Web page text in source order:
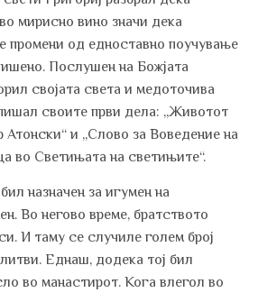
мирисно вино значи дека
промени од едноставно поучување
Послушен на Божјата
својата света и медоточива
своите први дела: „Животот
Атонски“ и „Слово за Воведение на
во Светињата на светињите“.
назначен за игумен на
Во негово време, братството
И таму се случиле голем број
Еднаш, додека тој бил
во манастирот. Кога влегол во